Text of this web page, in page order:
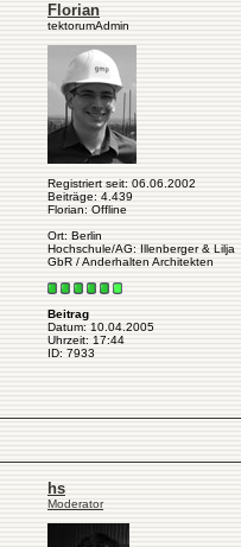
Florian
tektorumAdmin
Registriert seit: 06.06.2002
Beiträge: 4.439
Florian: Offline
Ort: Berlin
Hochschule/AG: Illenberger & Lilja
GbR / Anderhalten Architekten
Beitrag
Datum: 10.04.2005
Uhrzeit: 17:44
ID: 7933
hs
Moderator